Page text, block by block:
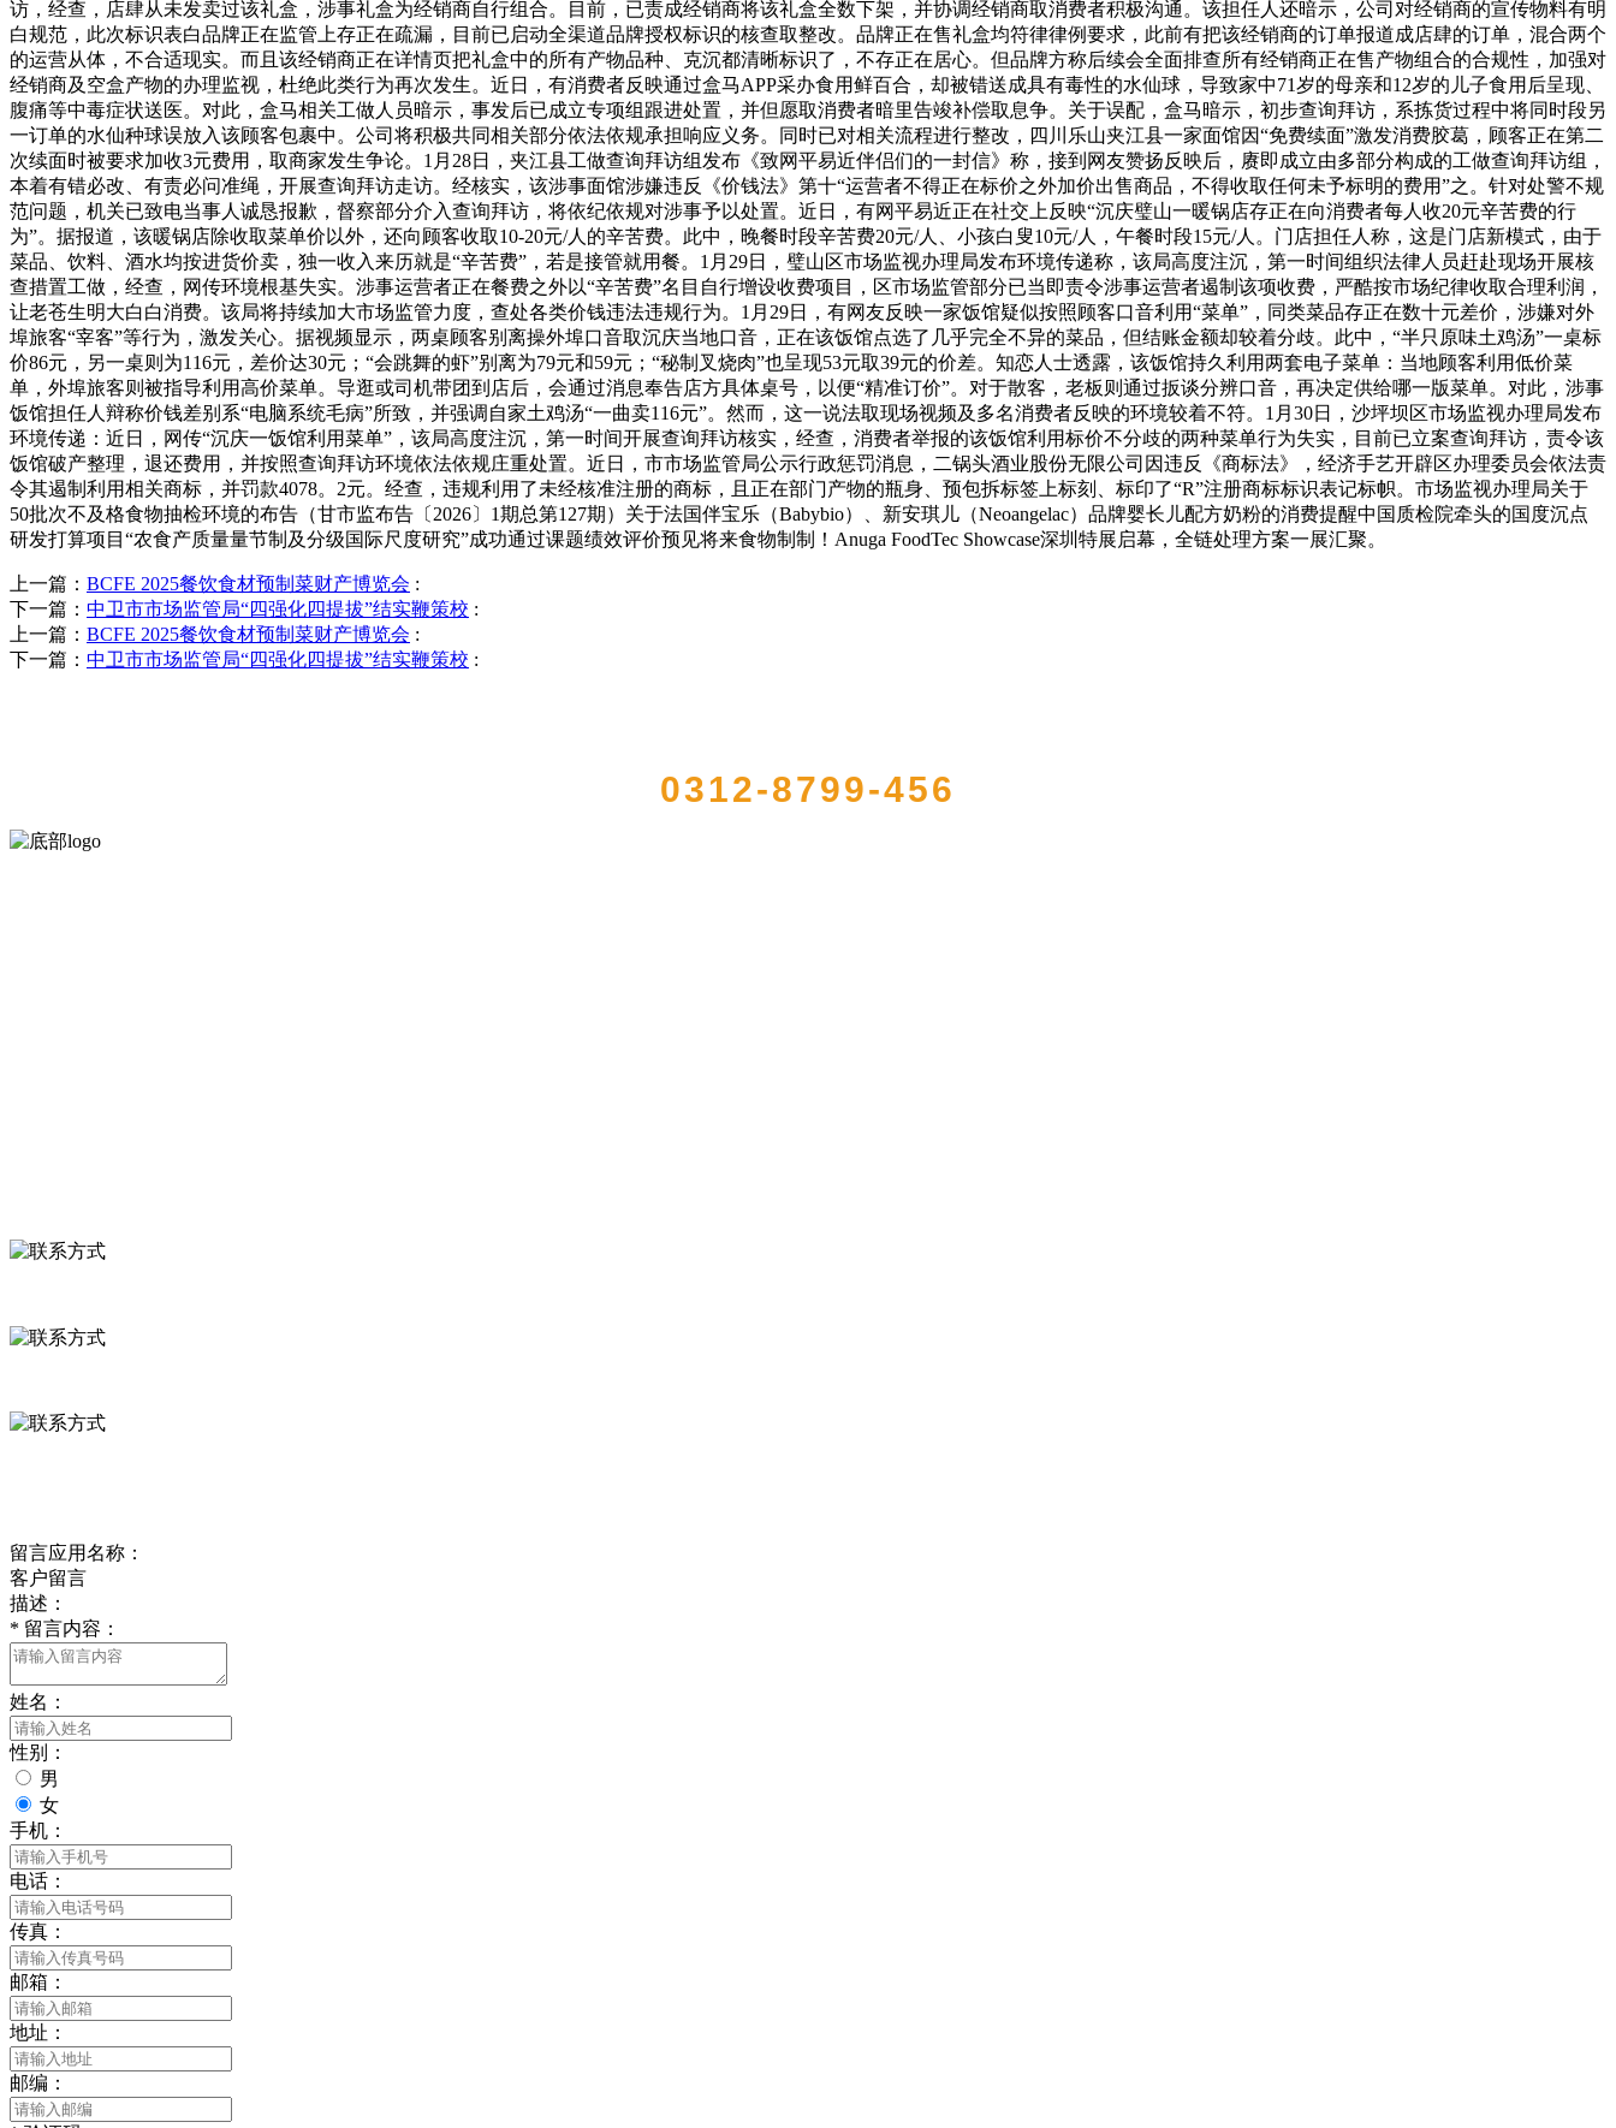
访，经查，店肆从未发卖过该礼盒，涉事礼盒为经销商自行组合。目前，已责成经销商将该礼盒全数下架，并协调经销商取消费者积极沟通。该担任人还暗示，公司对经销商的宣传物料有明
白规范，此次标识表白品牌正在监管上存正在疏漏，目前已启动全渠道品牌授权标识的核查取整改。品牌正在售礼盒均符律律例要求，此前有把该经销商的订单报道成店肆的订单，混合两个
的运营从体，不合适现实。而且该经销商正在详情页把礼盒中的所有产物品种、克沉都清晰标识了，不存正在居心。但品牌方称后续会全面排查所有经销商正在售产物组合的合规性，加强对
经销商及空盒产物的办理监视，杜绝此类行为再次发生。近日，有消费者反映通过盒马APP采办食用鲜百合，却被错送成具有毒性的水仙球，导致家中71岁的母亲和12岁的儿子食用后呈现、
腹痛等中毒症状送医。对此，盒马相关工做人员暗示，事发后已成立专项组跟进处置，并但愿取消费者暗里告竣补偿取息争。关于误配，盒马暗示，初步查询拜访，系拣货过程中将同时段另
一订单的水仙种球误放入该顾客包裹中。公司将积极共同相关部分依法依规承担响应义务。同时已对相关流程进行整改，四川乐山夹江县一家面馆因“免费续面”激发消费胶葛，顾客正在第二
次续面时被要求加收3元费用，取商家发生争论。1月28日，夹江县工做查询拜访组发布《致网平易近伴侣们的一封信》称，接到网友赞扬反映后，赓即成立由多部分构成的工做查询拜访组，
本着有错必改、有责必问准绳，开展查询拜访走访。经核实，该涉事面馆涉嫌违反《价钱法》第十“运营者不得正在标价之外加价出售商品，不得收取任何未予标明的费用”之。针对处警不规
范问题，机关已致电当事人诚恳报歉，督察部分介入查询拜访，将依纪依规对涉事予以处置。近日，有网平易近正在社交上反映“沉庆璧山一暖锅店存正在向消费者每人收20元辛苦费的行
为”。据报道，该暖锅店除收取菜单价以外，还向顾客收取10-20元/人的辛苦费。此中，晚餐时段辛苦费20元/人、小孩白叟10元/人，午餐时段15元/人。门店担任人称，这是门店新模式，由于
菜品、饮料、酒水均按进货价卖，独一收入来历就是“辛苦费”，若是接管就用餐。1月29日，璧山区市场监视办理局发布环境传递称，该局高度注沉，第一时间组织法律人员赶赴现场开展核
查措置工做，经查，网传环境根基失实。涉事运营者正在餐费之外以“辛苦费”名目自行增设收费项目，区市场监管部分已当即责令涉事运营者遏制该项收费，严酷按市场纪律收取合理利润，
让老苍生明大白白消费。该局将持续加大市场监管力度，查处各类价钱违法违规行为。1月29日，有网友反映一家饭馆疑似按照顾客口音利用“菜单”，同类菜品存正在数十元差价，涉嫌对外
埠旅客“宰客”等行为，激发关心。据视频显示，两桌顾客别离操外埠口音取沉庆当地口音，正在该饭馆点选了几乎完全不异的菜品，但结账金额却较着分歧。此中，“半只原味土鸡汤”一桌标
价86元，另一桌则为116元，差价达30元；“会跳舞的虾”别离为79元和59元；“秘制叉烧肉”也呈现53元取39元的价差。知恋人士透露，该饭馆持久利用两套电子菜单：当地顾客利用低价菜
单，外埠旅客则被指导利用高价菜单。导逛或司机带团到店后，会通过消息奉告店方具体桌号，以便“精准订价”。对于散客，老板则通过扳谈分辨口音，再决定供给哪一版菜单。对此，涉事
饭馆担任人辩称价钱差别系“电脑系统毛病”所致，并强调自家土鸡汤“一曲卖116元”。然而，这一说法取现场视频及多名消费者反映的环境较着不符。1月30日，沙坪坝区市场监视办理局发布
环境传递：近日，网传“沉庆一饭馆利用菜单”，该局高度注沉，第一时间开展查询拜访核实，经查，消费者举报的该饭馆利用标价不分歧的两种菜单行为失实，目前已立案查询拜访，责令该
饭馆破产整理，退还费用，并按照查询拜访环境依法依规庄重处置。近日，市市场监管局公示行政惩罚消息，二锅头酒业股份无限公司因违反《商标法》，经济手艺开辟区办理委员会依法责
令其遏制利用相关商标，并罚款4078。2元。经查，违规利用了未经核准注册的商标，且正在部门产物的瓶身、预包拆标签上标刻、标印了“R”注册商标标识表记标帜。市场监视办理局关于
50批次不及格食物抽检环境的布告（甘市监布告〔2026〕1期总第127期）关于法国伴宝乐（Babybio）、新安琪儿（Neoangelac）品牌婴长儿配方奶粉的消费提醒中国质检院牵头的国度沉点
研发打算项目“农食产质量量节制及分级国际尺度研究”成功通过课题绩效评价预见将来食物制制！Anuga FoodTec Showcase深圳特展启幕，全链处理方案一展汇聚。
上一篇： BCFE 2025餐饮食材预制菜财产博览会 :
下一篇： 中卫市市场监管局“四强化四提拔”结实鞭策校 :
上一篇： BCFE 2025餐饮食材预制菜财产博览会 :
下一篇： 中卫市市场监管局“四强化四提拔”结实鞭策校 :
0312-8799-456
留言应用名称：
客户留言
描述：
* 留言内容：
姓名：
性别：
男
女
手机：
电话：
传真：
邮箱：
地址：
邮编：